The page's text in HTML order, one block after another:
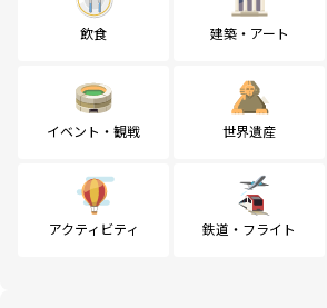
飲食 建築・アート
イベント・観戦 世界遺産
アクティビティ 鉄道・フライト